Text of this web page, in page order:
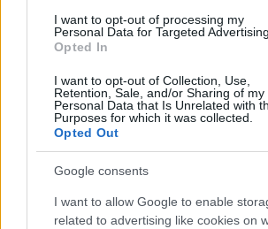
I want to opt-out of processing my
Personal Data for Targeted Advertising.
Opted In
I want to opt-out of Collection, Use,
Retention, Sale, and/or Sharing of my
Personal Data that Is Unrelated with
Purposes for which it was collected.
Opted Out
Google consents
I want to allow Google to enable
related to advertising like cookies on
Toimiala
Informaatio ja viestintä
Julkinen hallinto
Kansainvälisten organisaatioiden
Kuljetusliike­toiminta